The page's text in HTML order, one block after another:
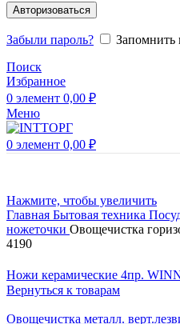
Авторизоваться
Забыли пароль?
Запомнить
Поиск
Избранное
0 элемент 0,00 ₽
Меню
0 элемент 0,00 ₽
Нажмите, чтобы увеличить
Главная Бытовая техника
ножеточки Овощечистка
4190
Ножи керамические 4пр.
Вернуться к товарам
Овощечистка металл.